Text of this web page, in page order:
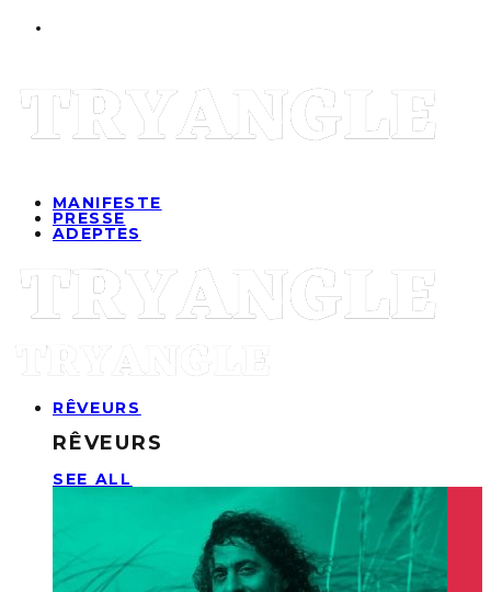
MANIFESTE
PRESSE
ADEPTES
RÊVEURS
RÊVEURS
SEE ALL